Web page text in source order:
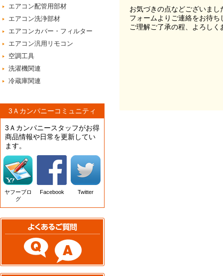
エアコン配管用部材
エアコン洗浄部材
エアコンカバー・フィルター
エアコン汎用リモコン
空調工具
洗濯機関連
冷蔵庫関連
3Ａカンパニーコミュニティ
3Ａカンパニースタッフがお得
商品情報や日常を更新してい
ます。
ヤフーブロ
グ
Facebook Twitter
お気づきの点などございま
フォームよりご連絡をお待ち
ご理解ご了承の程、よろし